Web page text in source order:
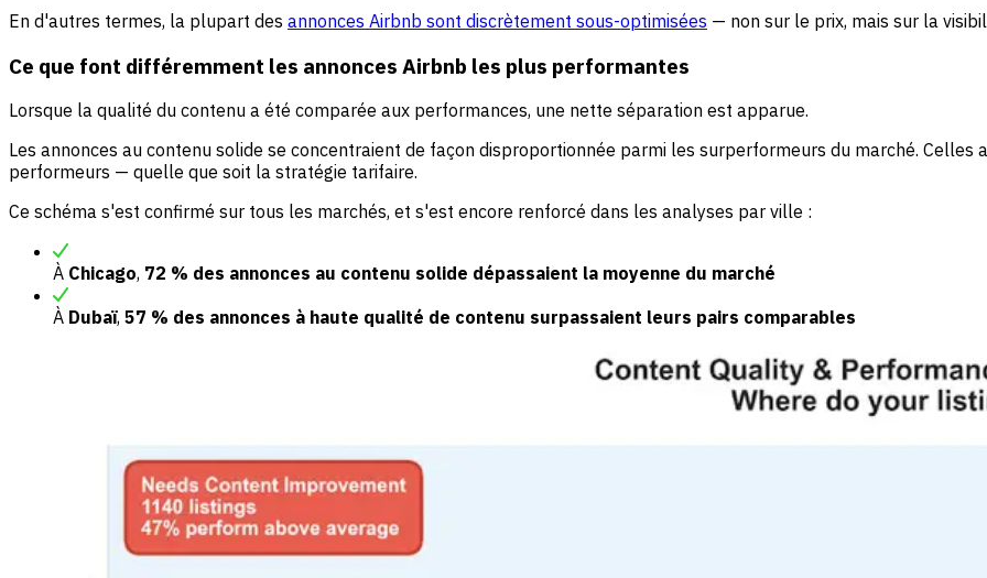
En d'autres termes, la plupart des annonces Airbnb sont discrètement sous-optimisées — non sur le prix, mais sur la
Ce que font différemment les annonces Airbnb les plus performantes
Lorsque la qualité du contenu a été comparée aux performances, une nette séparation est apparue.
Les annonces au contenu solide se concentraient de façon disproportionnée parmi les surperformeurs du marché.
performeurs — quelle que soit la stratégie tarifaire.
Ce schéma s'est confirmé sur tous les marchés, et s'est encore renforcé dans les analyses par ville :
À Chicago, 72 % des annonces au contenu solide dépassaient la moyenne du marché
À Dubaï, 57 % des annonces à haute qualité de contenu surpassaient leurs pairs comparables